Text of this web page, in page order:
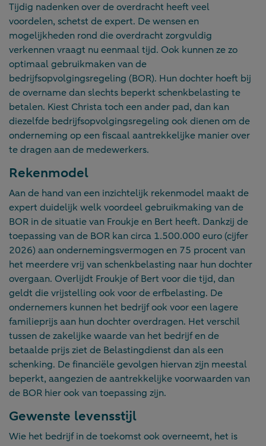
Tijdig nadenken over de overdracht heeft veel
voordelen, schetst de expert. De wensen en
mogelijkheden rond die overdracht zorgvuldig
verkennen vraagt nu eenmaal tijd. Ook kunnen ze zo
optimaal gebruikmaken van de
bedrijfsopvolgingsregeling (BOR). Hun dochter hoeft bij
de overname dan slechts beperkt schenkbelasting te
betalen. Kiest Christa toch een ander pad, dan kan
diezelfde bedrijfsopvolgingsregeling ook dienen om de
onderneming op een fiscaal aantrekkelijke manier over
te dragen aan de medewerkers.
Rekenmodel
Aan de hand van een inzichtelijk rekenmodel maakt de
expert duidelijk welk voordeel gebruikmaking van de
BOR in de situatie van Froukje en Bert heeft. Dankzij de
toepassing van de BOR kan circa 1.500.000 euro (cijfer
2026) aan ondernemingsvermogen en 75 procent van
het meerdere vrij van schenkbelasting naar hun dochter
overgaan. Overlijdt Froukje of Bert voor die tijd, dan
geldt die vrijstelling ook voor de erfbelasting. De
ondernemers kunnen het bedrijf ook voor een lagere
familieprijs aan hun dochter overdragen. Het verschil
tussen de zakelijke waarde van het bedrijf en de
betaalde prijs ziet de Belastingdienst dan als een
schenking. De financiële gevolgen hiervan zijn meestal
beperkt, aangezien de aantrekkelijke voorwaarden van
de BOR hier ook van toepassing zijn.
Gewenste levensstijl
Wie het bedrijf in de toekomst ook overneemt, het is